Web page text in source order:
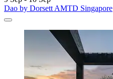
Dao by Dorsett AMTD Singapore